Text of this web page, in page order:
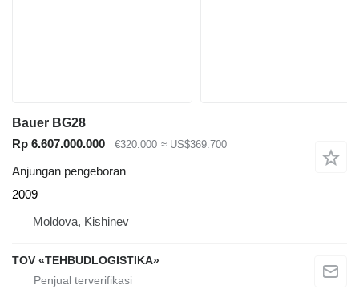
Bauer BG28
Rp 6.607.000.000
€320.000 ≈ US$369.700
Anjungan pengeboran
2009
Moldova, Kishinev
TOV «TEHBUDLOGISTIKA»